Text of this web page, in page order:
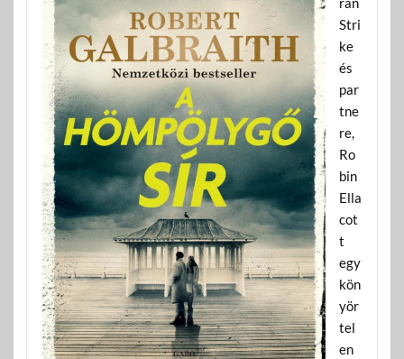
Stri
ke
és
par
tne
re,
Ro
bin
Ella
cot
t
egy
kön
yör
tel
en